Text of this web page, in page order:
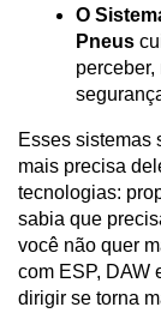
O
Pneus
Esses sistemas
mais precisa
tecnologias:
sabia que
você não quer
com ESP, DAW
dirigir se torna